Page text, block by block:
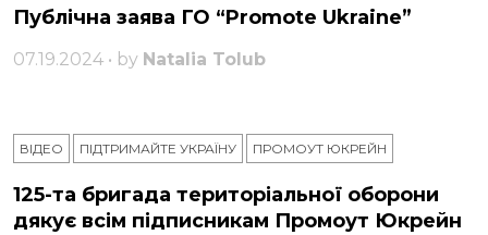
Публічна заява ГО “Promote Ukraine”
07.19.2024 • by Natalia Tolub
ВІДЕО ПІДТРИМАЙТЕ УКРАЇНУ ПРОМОУТ ЮКРЕЙН
125-та бригада територіальної оборони
дякує всім підписникам Промоут Юкрейн